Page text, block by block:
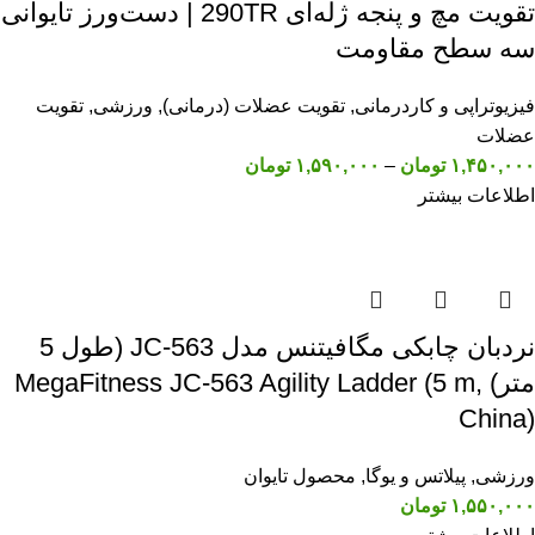
تقویت مچ و پنجه ژله‌ای 290TR | دست‌ورز تایوانی
سه سطح مقاومت
فیزیوتراپی و کاردرمانی, تقویت عضلات (درمانی), ورزشی, تقویت
عضلات
۱,۴۵۰,۰۰۰ تومان – ۱,۵۹۰,۰۰۰ تومان
اطلاعات بیشتر
نردبان چابکی مگافیتنس مدل JC-563 (طول 5
متر) MegaFitness JC-563 Agility Ladder (5 m,
China)
ورزشی, پیلاتس و یوگا, محصول تایوان
۱,۵۵۰,۰۰۰ تومان